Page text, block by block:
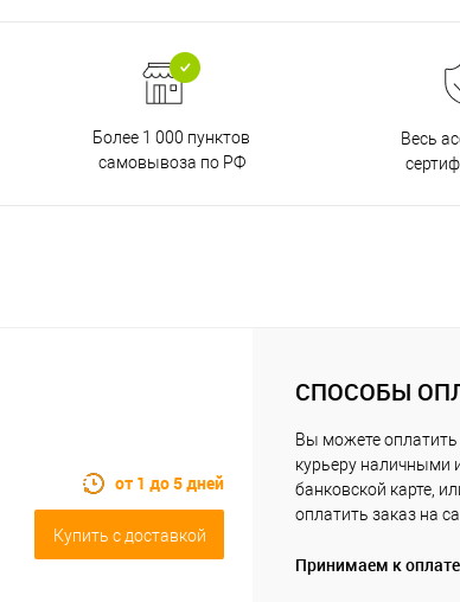
Более 1 000 пунктов
самовывоза по РФ
Весь
от 1 до 5 дней
Купить c доставкой
СПОСОБЫ
Вы можете оплатить
курьеру наличными
банковской карте,
оплатить заказ на
Принимаем к оплате